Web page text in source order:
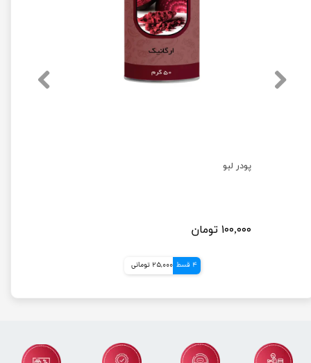
پودر لبو
۱۰۰,۰۰۰ تومان
4 قسط 25,000 تومانی